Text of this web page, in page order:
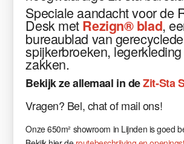
Speciale aandacht voor de
Desk metRezign® blad,
bureaublad van gerecyclede
spijkerbroeken,
zakken.
Bekijkze allemaal indeZit-Sta
Vragen? Bel, chat of mail ons!
Onze 650m² showroom in Lijnden is goed